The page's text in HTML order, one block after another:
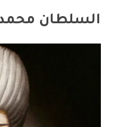
السلطان محمد